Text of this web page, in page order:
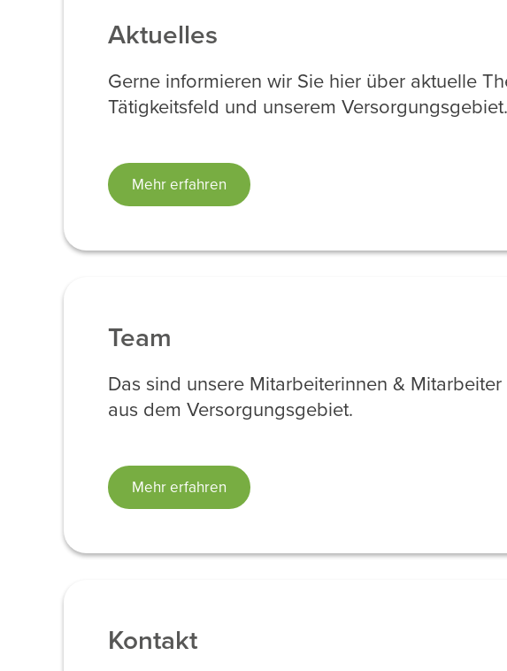
Aktuelles
Gerne informieren wir Sie hier über aktuelle
Tätigkeitsfeld und unserem Versorgungsgebiet.
Mehr erfahren
Team
Das sind unsere Mitarbeiterinnen &
aus dem Versorgungsgebiet.
Mehr erfahren
Kontakt